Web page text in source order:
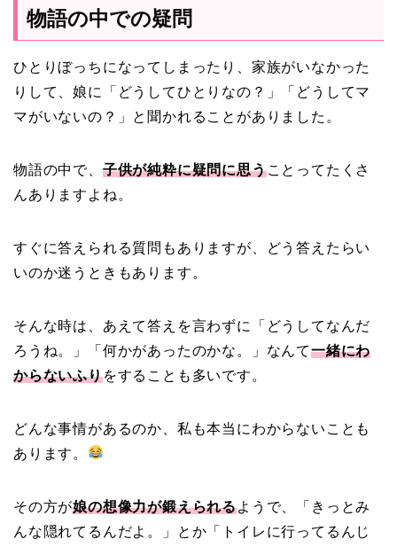
物語の中での疑問
ひとりぼっちになってしまったり、家族がいなかった
りして、娘に「どうしてひとりなの？」「どうしてマ
マがいないの？」と聞かれることがありました。
物語の中で、 子供が純粋に疑問に思うことってたくさ
んありますよね。
すぐに答えられる質問もありますが、どう答えたらい
いのか迷うときもあります。
そんな時は、あえて答えを言わずに「どうしてなんだ
ろうね。」「何かがあったのかな。」なんて一緒にわ
からないふりをすることも多いです。
どんな事情があるのか、私も本当にわからないことも
あります。
その方が娘の想像力が鍛えられるようで、「きっとみ
んな隠れてるんだよ。」とか「トイレに行ってるんじ